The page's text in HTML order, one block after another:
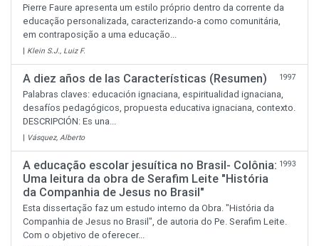
Pierre Faure apresenta um estilo próprio dentro da corrente da
educação personalizada, caracterizando-a como comunitária,
em contraposição a uma educação...
| Klein S.J., Luiz F.
A diez años de las Características (Resumen) 1997
Palabras claves: educación ignaciana, espiritualidad ignaciana,
desafíos pedagógicos, propuesta educativa ignaciana, contexto.
DESCRIPCIÓN: Es una...
| Vásquez, Alberto
A educação escolar jesuítica no Brasil- Colônia:
Uma leitura da obra de Serafim Leite "História
da Companhia de Jesus no Brasil"
1993
Esta dissertação faz um estudo interno da Obra. "História da
Companhia de Jesus no Brasil", de autoria do Pe. Serafim Leite.
Com o objetivo de oferecer...